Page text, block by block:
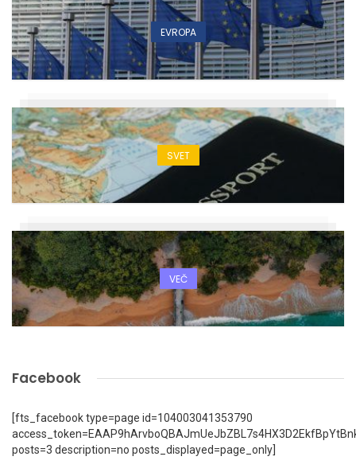
EVROPA
SVET
VEČ
Facebook
[fts_facebook type=page id=104003041353790
posts=3 description=no posts_displayed=page_only]